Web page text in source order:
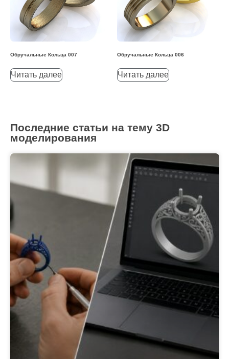
Обручальные Кольца 007
Читать далее
Обручальные Кольца 006
Читать далее
Последние статьи на тему 3D
моделирования